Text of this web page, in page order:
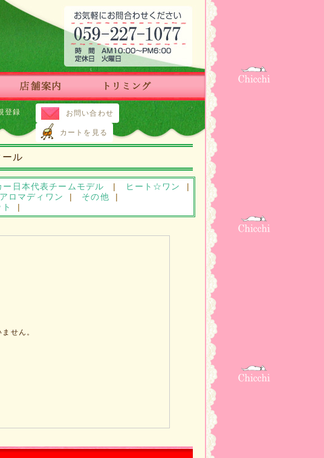
お問い合わせ
カートを見る
登録
ル
ー日本代表チームモデル | ヒート☆ワン
|
アロマディワン | その他
|
|
せん。